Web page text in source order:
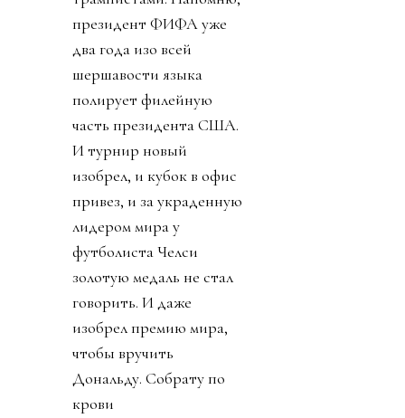
президент ФИФА уже
два года изо всей
шершавости языка
полирует филейную
часть президента США.
И турнир новый
изобрел, и кубок в офис
привез, и за украденную
лидером мира у
футболиста Челси
золотую медаль не стал
говорить. И даже
изобрел премию мира,
чтобы вручить
Дональду. Собрату по
крови